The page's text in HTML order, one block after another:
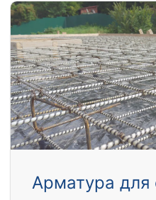
Арматура для